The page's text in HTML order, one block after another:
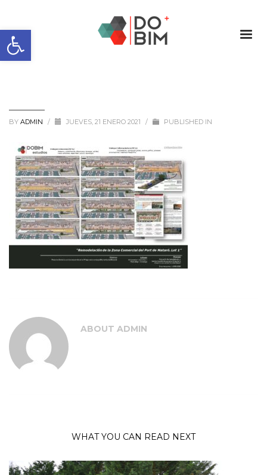
Abrir barra de herramientas
BY ADMIN / JUEVES, 21 ENERO 2021 / PUBLISHED IN
ABOUT ADMIN
WHAT YOU CAN READ NEXT